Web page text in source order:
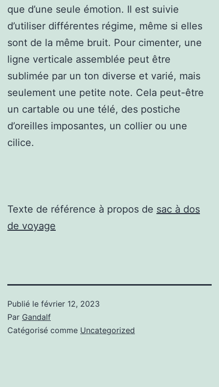
que d’une seule émotion. Il est suivie
d’utiliser différentes régime, même si elles
sont de la même bruit. Pour cimenter, une
ligne verticale assemblée peut être
sublimée par un ton diverse et varié, mais
seulement une petite note. Cela peut-être
un cartable ou une télé, des postiche
d’oreilles imposantes, un collier ou une
cilice.
Texte de référence à propos de sac à dos
de voyage
Publié le février 12, 2023
Par Gandalf
Catégorisé comme Uncategorized